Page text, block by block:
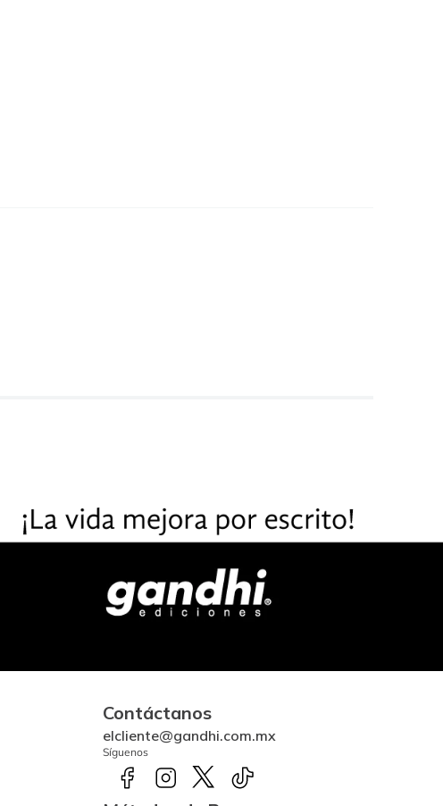
Contáctanos
elcliente@gandhi.com.mx
Síguenos